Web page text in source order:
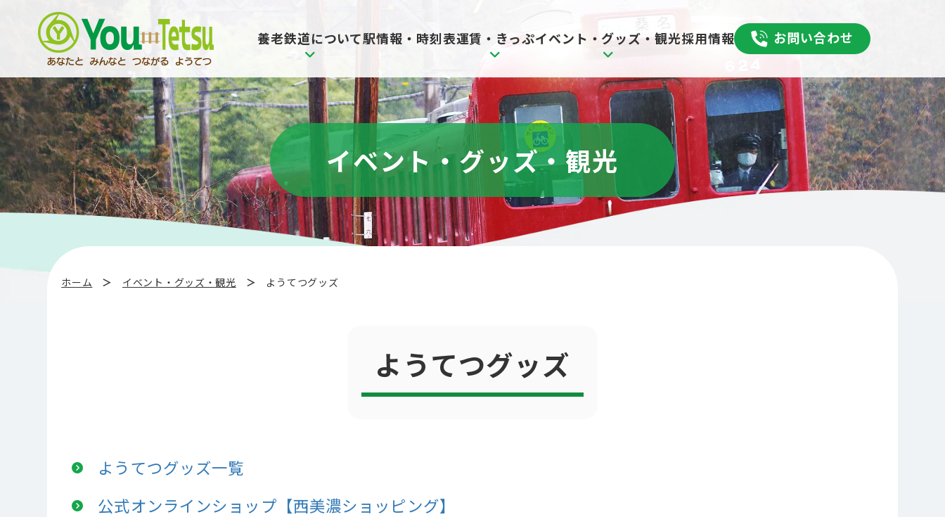
ツ
へ
ス
キ
ッ
プ
シ
ョ
ン
に
移
動
養老鉄道について駅情報・時刻表運賃・きっぷイベント・グッズ・観光採用情報 お問い合わせ
イベント・グッズ・観光
ホーム イベント・グッズ・観光 ようてつグッズ
ようてつグッズ
ようてつグッズ一覧
公式オンラインショップ【西美濃ショッピング】